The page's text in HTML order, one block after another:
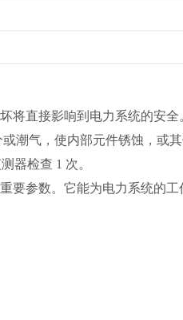
将直接影响到电力系统的安全
潮气，使内部元件锈蚀，或
器检查 1 次。
要参数。它能为电力系统的工